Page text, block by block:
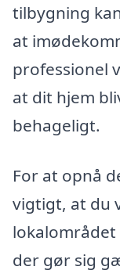
tilbygning
at
professionel
at dit hjem
behageligt.
For at opnå
vigtigt, at du
der gør sig